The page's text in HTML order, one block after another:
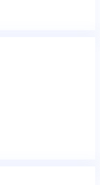
đến ngay tiếng
từ 15-20